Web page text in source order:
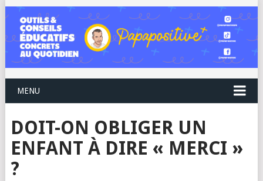
MENU
DOIT-ON OBLIGER UN
ENFANT À DIRE « MERCI »
?